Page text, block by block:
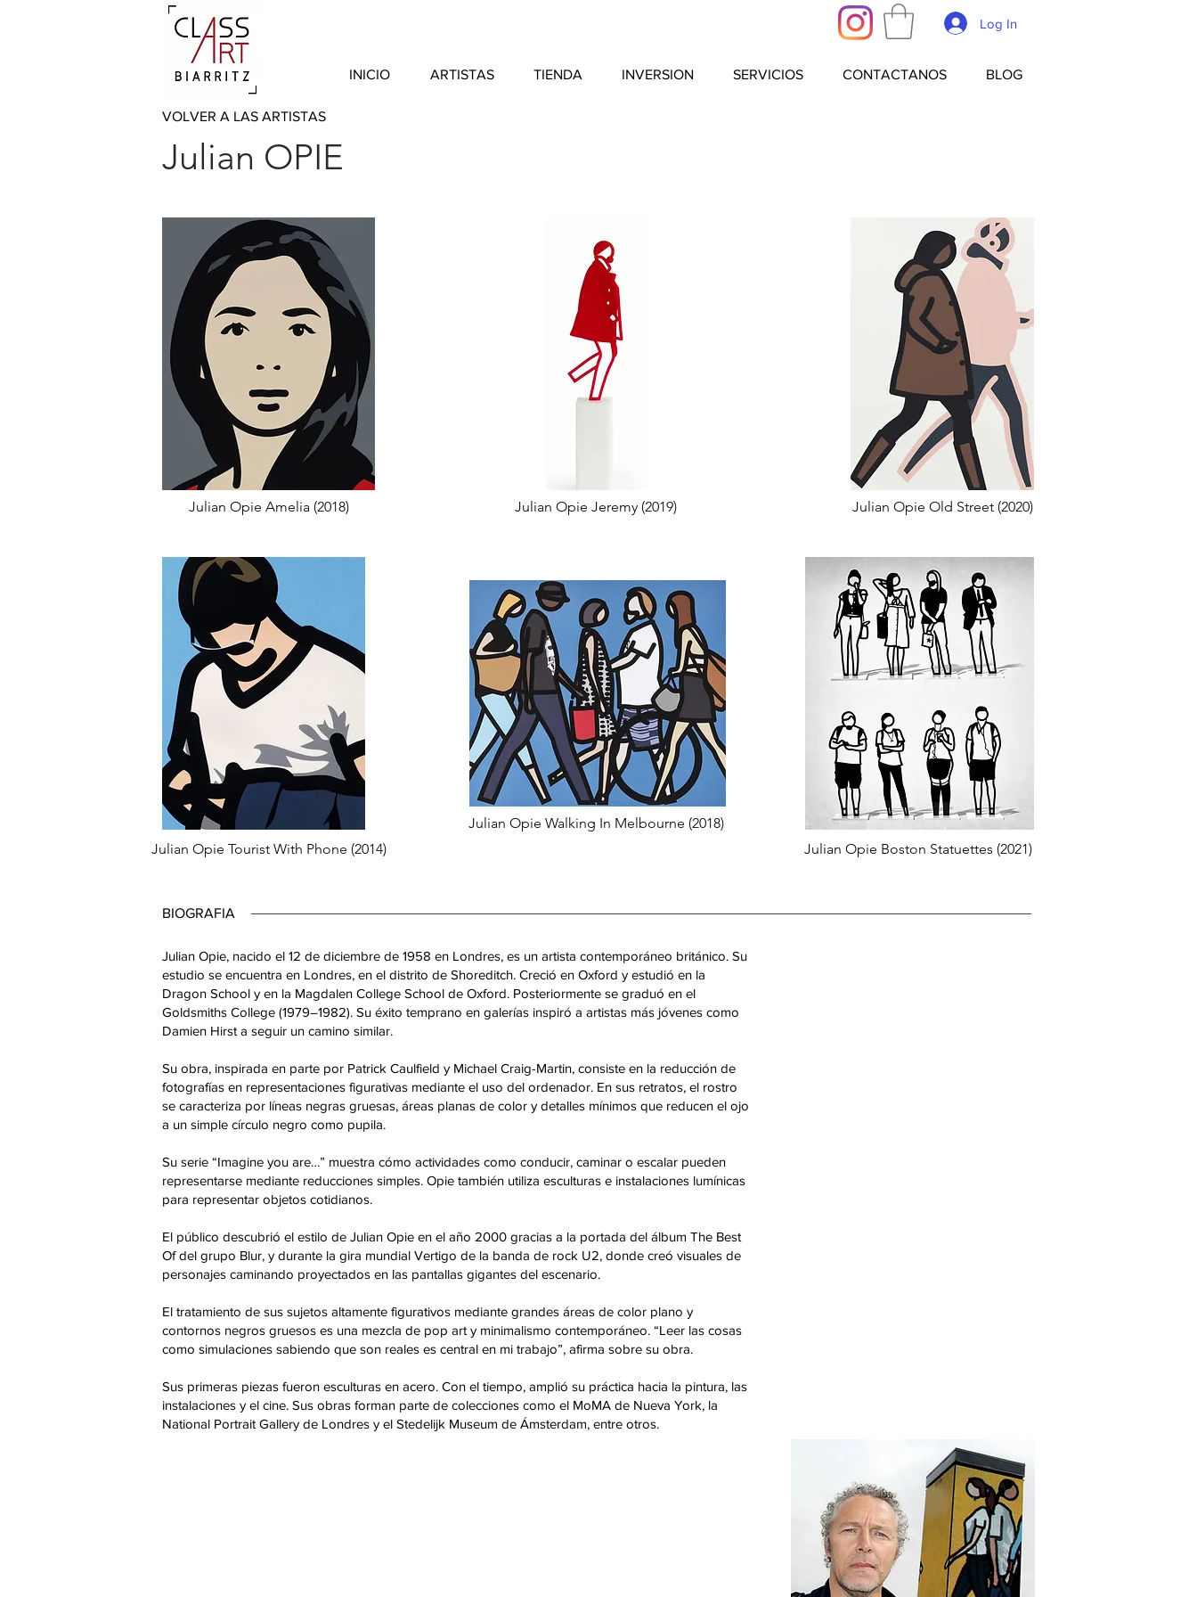
Log In
INICIO ARTISTAS TIENDA INVERSION SERVICIOS CONTACTANOS BLOG
VOLVER A LAS ARTISTAS
Julian OPIE
Julian Opie Amelia (2018) Julian Opie Jeremy (2019) Julian Opie Old Street (2020)
Julian Opie Tourist With Phone (2014)
Julian Opie Walking In Melbourne (2018)
Julian Opie Boston Statuettes (2021)
BIOGRAFIA
Julian Opie, nacido el 12 de diciembre de 1958 en Londres, es un artista contemporáneo británico. Su
estudio se encuentra en Londres, en el distrito de Shoreditch. Creció en Oxford y estudió en la
Dragon School y en la Magdalen College School de Oxford. Posteriormente se graduó en el
Goldsmiths College (1979–1982). Su éxito temprano en galerías inspiró a artistas más jóvenes como
Damien Hirst a seguir un camino similar.
Su obra, inspirada en parte por Patrick Caulfield y Michael Craig-Martin, consiste en la reducción de
fotografías en representaciones figurativas mediante el uso del ordenador. En sus retratos, el rostro
se caracteriza por líneas negras gruesas, áreas planas de color y detalles mínimos que reducen el ojo
a un simple círculo negro como pupila.
Su serie “Imagine you are…” muestra cómo actividades como conducir, caminar o escalar pueden
representarse mediante reducciones simples. Opie también utiliza esculturas e instalaciones lumínicas
para representar objetos cotidianos.
El público descubrió el estilo de Julian Opie en el año 2000 gracias a la portada del álbum The Best
Of del grupo Blur, y durante la gira mundial Vertigo de la banda de rock U2, donde creó visuales de
personajes caminando proyectados en las pantallas gigantes del escenario.
El tratamiento de sus sujetos altamente figurativos mediante grandes áreas de color plano y
contornos negros gruesos es una mezcla de pop art y minimalismo contemporáneo. “Leer las cosas
como simulaciones sabiendo que son reales es central en mi trabajo”, afirma sobre su obra.
Sus primeras piezas fueron esculturas en acero. Con el tiempo, amplió su práctica hacia la pintura, las
instalaciones y el cine. Sus obras forman parte de colecciones como el MoMA de Nueva York, la
National Portrait Gallery de Londres y el Stedelijk Museum de Ámsterdam, entre otros.